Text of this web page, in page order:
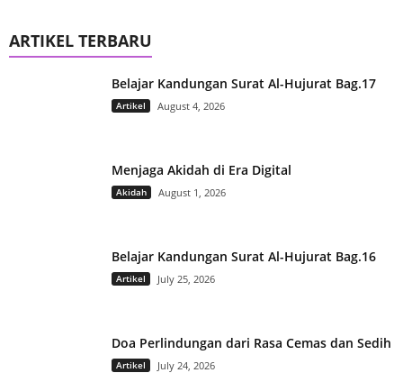
ARTIKEL TERBARU
Belajar Kandungan Surat Al-Hujurat Bag.17
Artikel August 4, 2026
Menjaga Akidah di Era Digital
Akidah August 1, 2026
Belajar Kandungan Surat Al-Hujurat Bag.16
Artikel July 25, 2026
Doa Perlindungan dari Rasa Cemas dan Sedih
Artikel July 24, 2026